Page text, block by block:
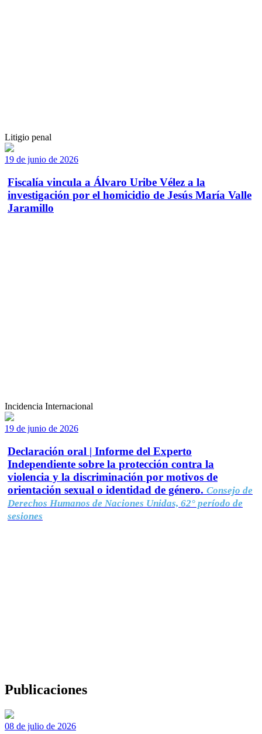
Litigio penal
19 de junio de 2026
Fiscalía vincula a Álvaro Uribe Vélez a la
investigación por el homicidio de Jesús María Valle
Jaramillo
Incidencia Internacional
19 de junio de 2026
Declaración oral | Informe del Experto
Independiente sobre la protección contra la
violencia y la discriminación por motivos de
orientación sexual o identidad de género. Consejo de
Derechos Humanos de Naciones Unidas, 62° período de
sesiones
Publicaciones
08 de julio de 2026